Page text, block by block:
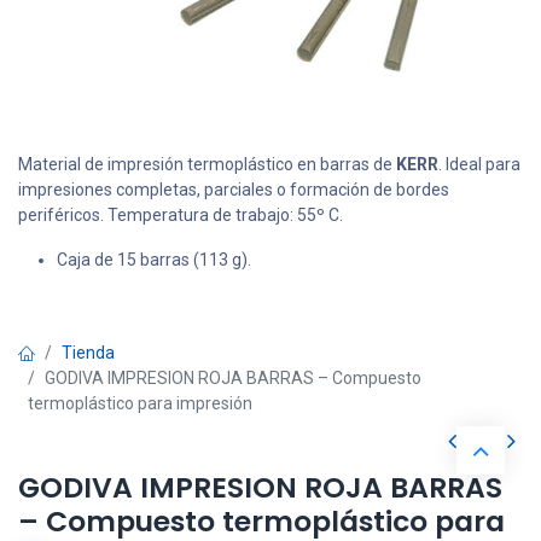
Material de impresión termoplástico en barras de KERR . Ideal para
impresiones completas, parciales o formación de bordes
periféricos. Temperatura de trabajo: 55º C.
Caja de 15 barras (113 g).
Tienda
GODIVA IMPRESION ROJA BARRAS – Compuesto
termoplástico para impresión
GODIVA IMPRESION ROJA BARRAS
– Compuesto termoplástico para